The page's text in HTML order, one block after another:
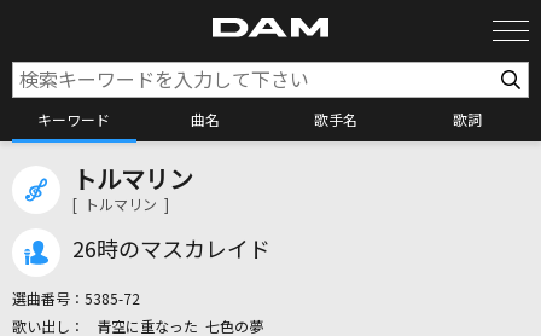
キーワード 曲名 歌手名 歌詞
トルマリン
[ トルマリン ]
26時のマスカレイド
選曲番号： 5385-72
青空に重なった 七色の夢